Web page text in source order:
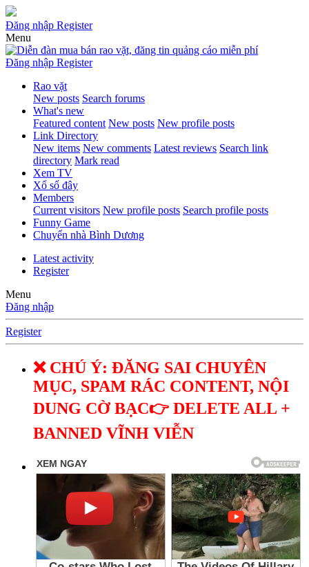
Đăng nhập Register
Menu
Đăng nhập Register
Rao vặt
New posts Search forums
What's new
Featured content New posts New profile posts
Link Directory
New items New comments Latest reviews Search link
directory Mark read
Xem TV
Xổ số đây
Members
Current visitors New profile posts Search profile posts
Funny Game
Chuyển nhà Bình Dương
Latest activity
Register
Menu
Đăng nhập
Register
❌ CHÚ Ý: ĐĂNG SAI CHUYÊN
MỤC, SPAM RÁC CONTENT, NỘI
DUNG CỜ BẠC👉 DELETE ALL +
BANNED VĨNH VIỄN